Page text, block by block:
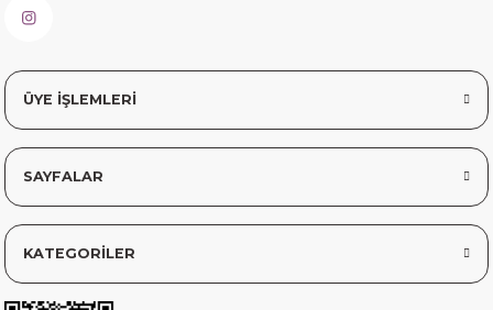
Sinem YILMAZ | 06/11/2025
sorunsuz hızlı elime ulaştı.
Sinem YILMAZ | 06/11/2025
ÜYE İŞLEMLERİ
SAYFALAR
KATEGORİLER